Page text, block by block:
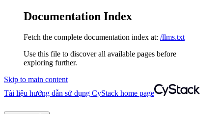
Documentation Index
Fetch the complete documentation index at: /llms.txt
Use this file to discover all available pages before
exploring further.
Skip to main content
Tài liệu hướng dẫn sử dụng CyStack home page